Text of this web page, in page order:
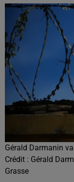
Gérald Darmanin
Crédit : Gérald
Grasse